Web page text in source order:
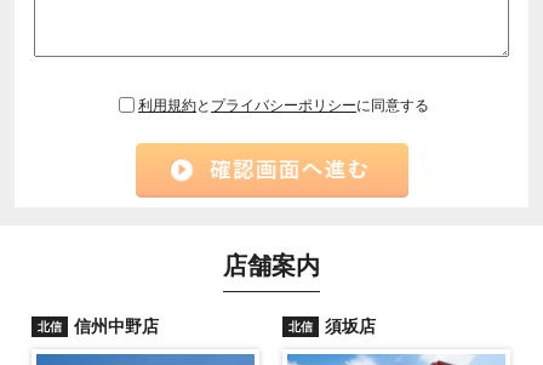
利用規約と プライバシーポリシーに同意する
店舗案内
北信 信州中野店 北信 須坂店